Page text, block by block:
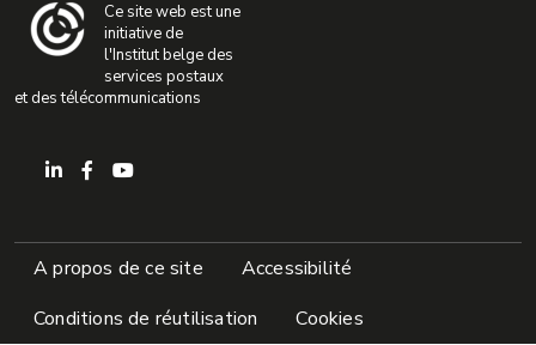
Ce site web est une
initiative de
l'Institut belge des
services postaux
et des télécommunications
Pied de page
A propos de ce site
Accessibilité
Conditions de réutilisation
Cookies